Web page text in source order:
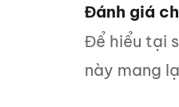
Đánh giá
Để hiểu tại
này mang